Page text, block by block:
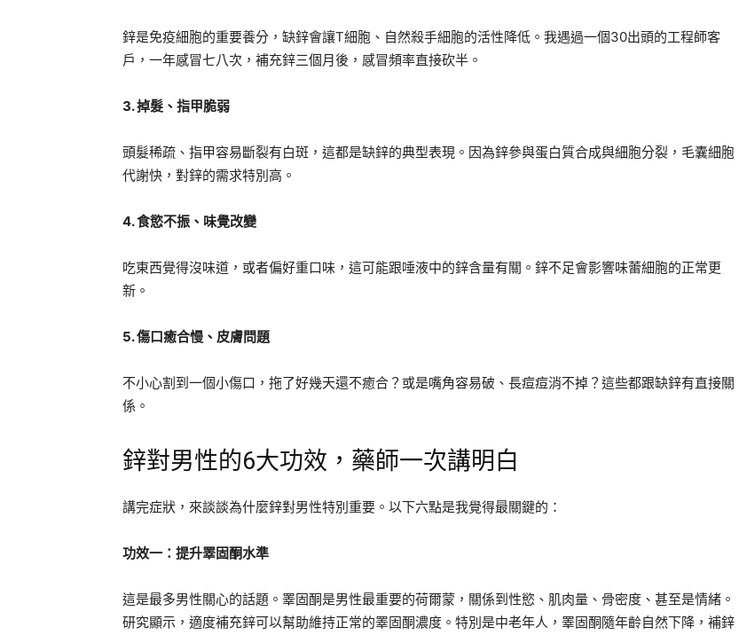
鋅是免疫細胞的重要養分，缺鋅會讓T細胞、自然殺手細胞的活性降低。我遇過一個30出頭的工程師客
戶，一年感冒七八次，補充鋅三個月後，感冒頻率直接砍半。
3. 掉髮、指甲脆弱
頭髮稀疏、指甲容易斷裂有白斑，這都是缺鋅的典型表現。因為鋅參與蛋白質合成與細胞分裂，毛囊細胞
代謝快，對鋅的需求特別高。
4. 食慾不振、味覺改變
吃東西覺得沒味道，或者偏好重口味，這可能跟唾液中的鋅含量有關。鋅不足會影響味蕾細胞的正常更
新。
5. 傷口癒合慢、皮膚問題
不小心割到一個小傷口，拖了好幾天還不癒合？或是嘴角容易破、長痘痘消不掉？這些都跟缺鋅有直接關
係。
鋅對男性的6大功效，藥師一次講明白
講完症狀，來談談為什麼鋅對男性特別重要。以下六點是我覺得最關鍵的：
功效一：提升睪固酮水準
這是最多男性關心的話題。睪固酮是男性最重要的荷爾蒙，關係到性慾、肌肉量、骨密度、甚至是情緒。
研究顯示，適度補充鋅可以幫助維持正常的睪固酮濃度。特別是中老年人，睪固酮隨年齡自然下降，補鋅